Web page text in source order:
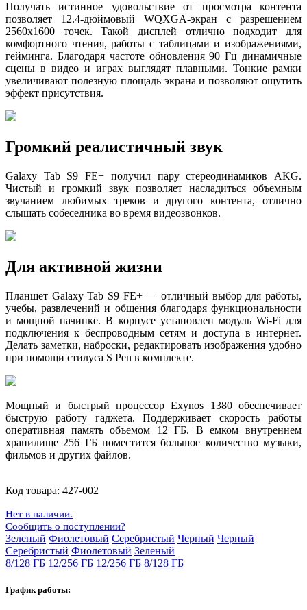
Получать истинное удовольствие от просмотра контента
позволяет 12.4-дюймовый WQXGA-экран с разрешением
2560х1600 точек. Такой дисплей отлично подходит для
комфортного чтения, работы с таблицами и изображениями,
гейминга. Благодаря частоте обновления 90 Гц динамичные
сцены в видео и играх выглядят плавными. Тонкие рамки
увеличивают полезную площадь экрана и позволяют ощутить
эффект присутствия.
Громкий реалистичный звук
Galaxy Tab S9 FE+ получил пару стереодинамиков AKG.
Чистый и громкий звук позволяет насладиться объемным
звучанием любимых треков и другого контента, отлично
слышать собеседника во время видеозвонков.
Для активной жизни
Планшет Galaxy Tab S9 FE+ — отличный выбор для работы,
учебы, развлечений и общения благодаря функциональности
и мощной начинке. В корпусе установлен модуль Wi-Fi для
подключения к беспроводным сетям и доступа в интернет.
Делать заметки, наброски, редактировать изображения удобно
при помощи стилуса S Pen в комплекте.
Мощный и быстрый процессор Exynos 1380 обеспечивает
быструю работу гаджета. Поддерживает скорость работы
оперативная память объемом 12 ГБ. В емком внутреннем
хранилище 256 ГБ поместится большое количество музыки,
фильмов и других файлов.
Код товара: 427-002
Нет в наличии.
Сообщить о поступлении?
Зеленый Фиолетовый Серебристый Черный Черный
Серебристый Фиолетовый Зеленый
8/128 ГБ 12/256 ГБ 12/256 ГБ 8/128 ГБ
График работы: